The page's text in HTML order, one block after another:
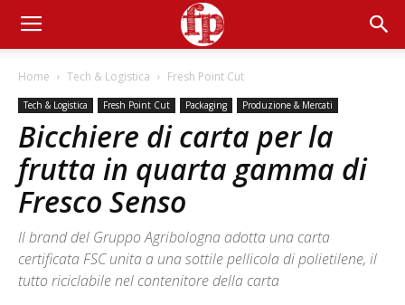
Home Tech & Logistica Fresh Point Cut
Tech & Logistica Fresh Point Cut Packaging Produzione & Mercati
Bicchiere di carta per la
frutta in quarta gamma di
Fresco Senso
Il brand del Gruppo Agribologna adotta una carta
certificata FSC unita a una sottile pellicola di polietilene, il
tutto riciclabile nel contenitore della carta